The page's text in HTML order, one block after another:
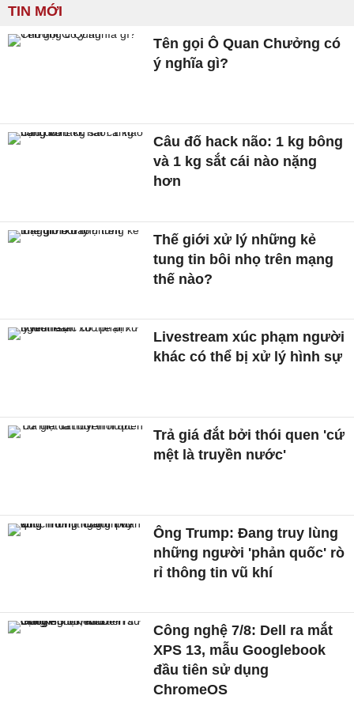
TIN MỚI
Tên gọi Ô Quan Chưởng có
ý nghĩa gì?
Câu đố hack não: 1 kg bông
và 1 kg sắt cái nào nặng
hơn
Thế giới xử lý những kẻ
tung tin bôi nhọ trên mạng
thế nào?
Livestream xúc phạm người
khác có thể bị xử lý hình sự
Trả giá đắt bởi thói quen 'cứ
mệt là truyền nước'
Ông Trump: Đang truy lùng
những người 'phản quốc' rò
rỉ thông tin vũ khí
Công nghệ 7/8: Dell ra mắt
XPS 13, mẫu Googlebook
đầu tiên sử dụng
ChromeOS